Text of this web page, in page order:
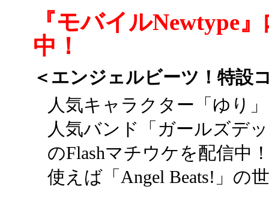
『モバイルNewtype
中！
＜エンジェルビーツ！特設
人気キャラクター「ゆり
人気バンド「ガールズデ
のFlashマチウケを配信中
使えば「Angel Beats!」の